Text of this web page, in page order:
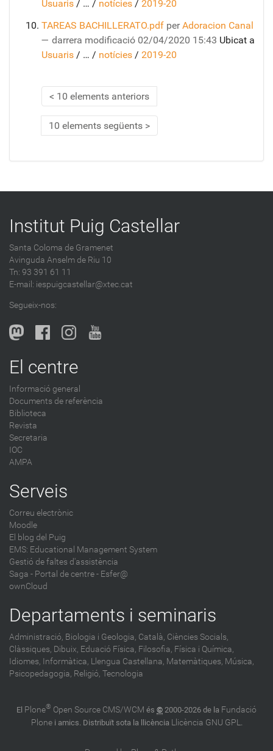
Usuaris / … / notícies / 2019-20
TAREAS BACHILLERATO.pdf perAdoracion Canal
— darrera modificació 02/04/2020 15:43 Ubicat a
Usuaris / … / notícies / 2019-20
10 elements anteriors
10 elements següents
Institut Puig Castellar
Santa Coloma de Gramenet
Avinguda Anselm de Riu 10
Tn: 93 391 61 11
E-mail: iespuigcastellar@xtec.cat
Segueix-nos:
El centre
Informació general
Documents de referència
Biblioteca
Revista
Secretaria
IOC
AMPA
Serveis
Correu electrònic
Moodle
El blog del Puig
EMS: Educational Management System
Gestió de faltes d'assistència
Saga - Portal de centre - Esfer@
ownCloud
Departaments i seminaris
Administració, Biologia i Geologia, Català, Ciències Socials,
Clàssiques, Dibuix, Eduació Física, Filosofia, Física i Química,
Idiomes, Informàtica, Llengua Castellana, Matemàtiques, Música,
Psicopedagogia, Religió, Tecnologia
El Plone® Open Source CMS/WCM és © 2000-2026 de la Fundació
Plonei amics. Distribuït sota la llicència Llicència GNU GPL.